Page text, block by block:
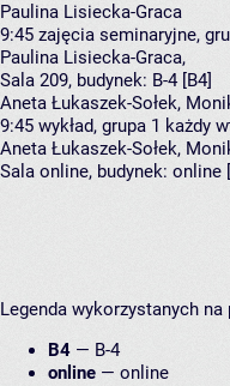
Paulina Lisiecka-Graca
9:45 zajęcia seminaryjne,
Paulina Lisiecka-Graca,
Sala 209, budynek: B-4 [B4]
Aneta Łukaszek-Sołek,
9:45 wykład, grupa 1 każdy
Aneta Łukaszek-Sołek,
Sala online, budynek: online
Legenda wykorzystanych
B4 — B-4
online — online